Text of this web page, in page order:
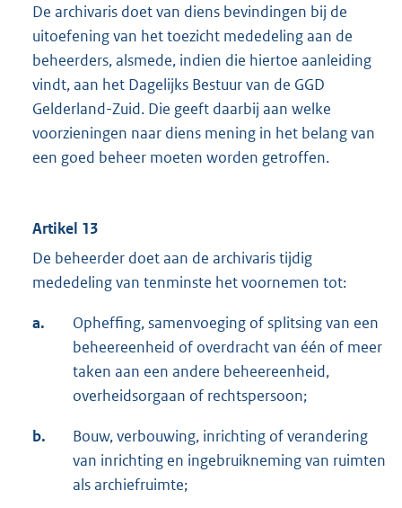
De archivaris doet van diens bevindingen bij de
uitoefening van het toezicht mededeling aan de
beheerders, alsmede, indien die hiertoe aanleiding
vindt, aan het Dagelijks Bestuur van de GGD
Gelderland-Zuid. Die geeft daarbij aan welke
voorzieningen naar diens mening in het belang van
een goed beheer moeten worden getroffen.
Artikel 13
De beheerder doet aan de archivaris tijdig
mededeling van tenminste het voornemen tot:
a.
Opheffing, samenvoeging of splitsing van een
beheereenheid of overdracht van één of meer
taken aan een andere beheereenheid,
overheidsorgaan of rechtspersoon;
b.
Bouw, verbouwing, inrichting of verandering
van inrichting en ingebruikneming van ruimten
als archiefruimte;